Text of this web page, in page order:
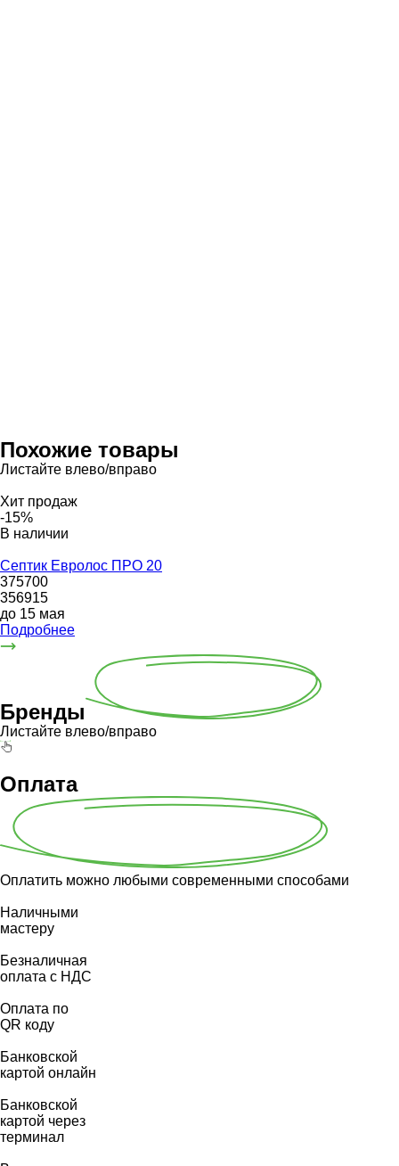
Похожие товары
Листайте влево/вправо
Хит продаж
-15%
В наличии
Септик Евролос ПРО 20
375700
356915
до 15 мая
Подробнее
Бренды
Листайте влево/вправо
Оплата
Оплатить можно любыми современными способами
Наличными
мастеру
Безналичная
оплата с НДС
Оплата по
QR коду
Банковской
картой онлайн
Банковской
картой через
терминал